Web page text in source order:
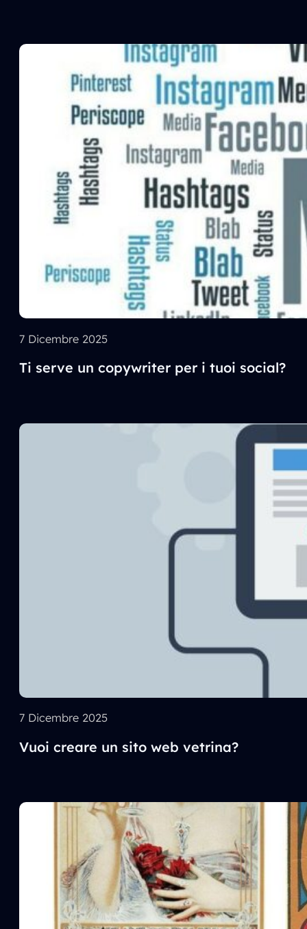
7 Dicembre 2025
Ti serve un copywriter per i tuoi social?
7 Dicembre 2025
Vuoi creare un sito web vetrina?